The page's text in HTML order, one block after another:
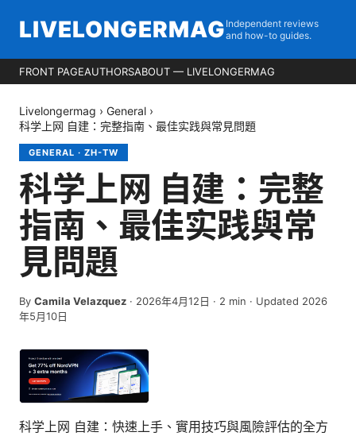
LIVELONGERMAG Independent reviews
and how-to guides.
FRONT PAGEAUTHORSABOUT — LIVELONGERMAG
Livelongermag › General ›
科学上网 自建：完整指南、最佳实践與常見問題
GENERAL · ZH-TW
科学上网 自建：完整
指南、最佳实践與常
見問題
By Camila Velazquez · 2026年4月12日 · 2 min · Updated 2026
年5月10日
科学上网 自建：快速上手、實用技巧與風險評估的全方